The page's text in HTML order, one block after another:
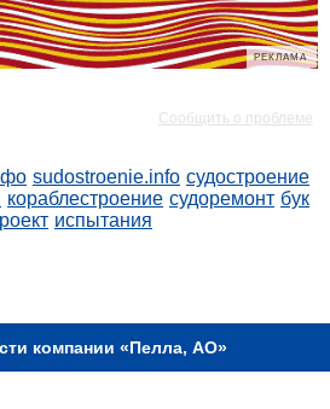
РЕКЛАМА
Сообщить о проблеме
sudostroenie.info судостроение
кораблестроение судоремонт бук
испытания
компании «Пелла, АО»